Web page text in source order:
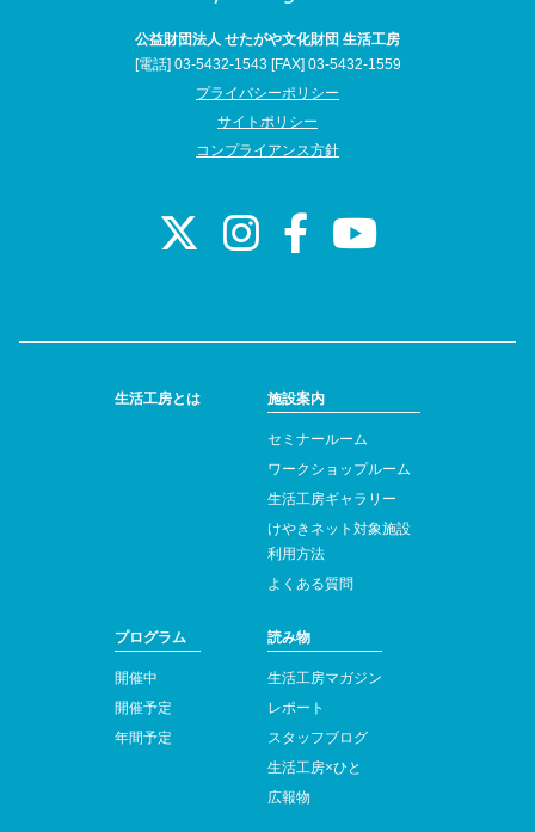
公益財団法人 せたがや文化財団 生活工房
[電話] 03-5432-1543 [FAX] 03-5432-1559
プライバシーポリシー
サイトポリシー
コンプライアンス方針
生活工房とは 施設案内
セミナールーム
ワークショップルーム
生活工房ギャラリー
けやきネット対象施設
利用方法
よくある質問
プログラム
開催中
開催予定
年間予定
読み物
生活工房マガジン
レポート
スタッフブログ
生活工房×ひと
広報物